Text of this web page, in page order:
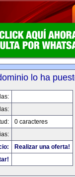
lo ha
0 caracteres
Realizar una oferta!